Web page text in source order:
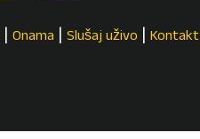
Onama Slušaj uživo Kontakt